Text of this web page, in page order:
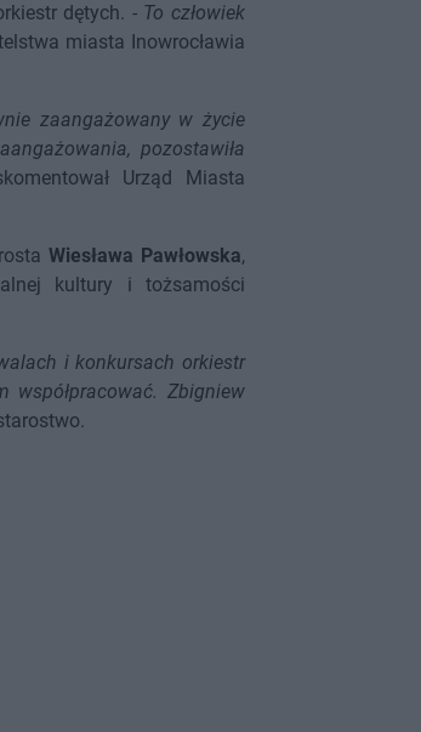
dętych. - To człowiek
miasta Inowrocławia
zaangażowany w życie
pozostawiła
Urząd Miasta
Wiesława Pawłowska,
kultury i tożsamości
i konkursach orkiestr
Zbigniew